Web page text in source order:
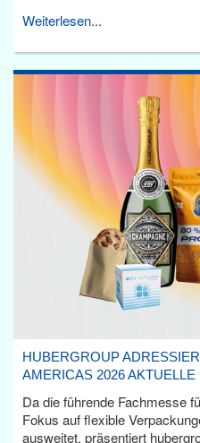
Weiterlesen...
HUBERGROUP
AMERICAS 2026
Da die führende Fachmesse
Fokus auf flexible
ausweitet, präsentiert